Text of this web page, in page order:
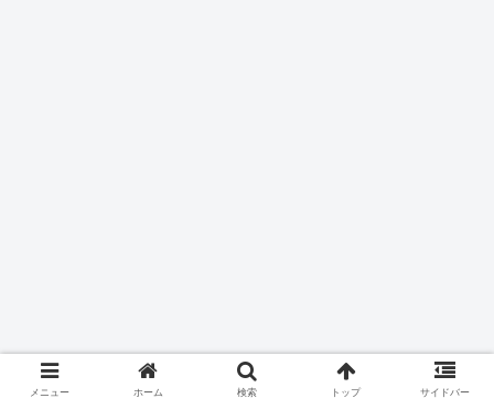
メニュー ホーム 検索 トップ サイドバー